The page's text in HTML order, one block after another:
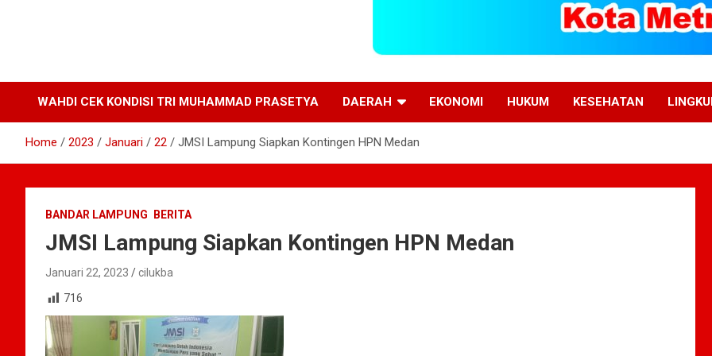
WAHDI CEK KONDISI TRI MUHAMMAD PRASETYA DAERAH EKONOMI HUKUM KESEHATAN
Home 2023 Januari 22 JMSI Lampung Siapkan Kontingen HPN Medan
BANDAR LAMPUNG BERITA
JMSI Lampung Siapkan Kontingen HPN Medan
Januari 22, 2023
cilukba
716